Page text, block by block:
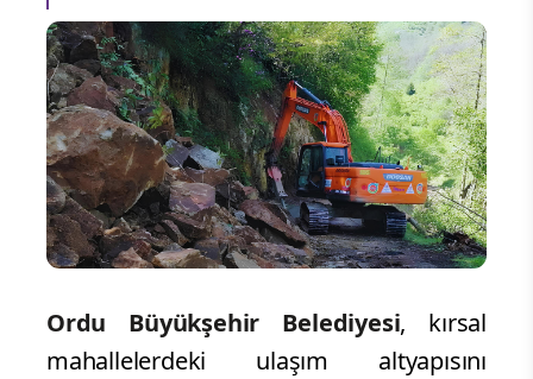
Ordu Büyükşehir Belediyesi, kırsal
mahallelerdeki ulaşım altyapısını